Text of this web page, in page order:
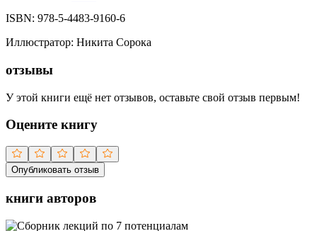
ISBN: 978-5-4483-9160-6
Иллюстратор: Никита Сорока
отзывы
У этой книги ещё нет отзывов, оставьте свой отзыв первым!
Оцените книгу
Опубликовать отзыв
книги авторов